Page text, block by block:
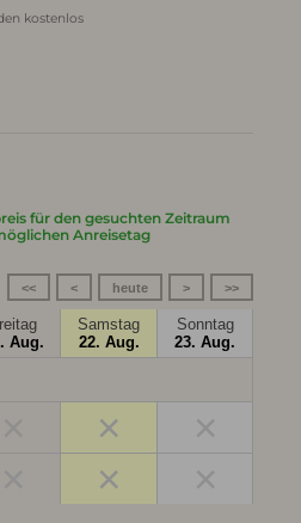
kostenlos
für den gesuchten Zeitraum
Anreisetag
>>
>
heute
<
<<
Aug.
Samstag
22. Aug.
Sonntag
23. Aug.
×
×